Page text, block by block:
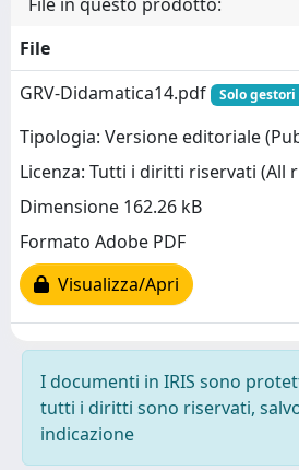
File
GRV-Didamatica14.pdf
Solo
Tipologia: Versione editoriale
Licenza: Tutti i diritti riservati (All
Dimensione 162.26 kB
Formato Adobe PDF
Visualizza/Apri
I documenti in IRIS sono
tutti i diritti sono riservati,
indicazione